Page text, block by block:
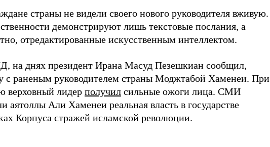
страны не видели своего нового руководителя вживую.
демонстрируют лишь текстовые послания, а
отредактированные искусственным интеллектом.
на днях президент Ирана Масуд Пезешкиан сообщил,
с раненым руководителем страны Моджтабой Хаменеи. При
верховный лидер получил сильные ожоги лица. СМИ
аятоллы Али Хаменеи реальная власть в государстве
Корпуса стражей исламской революции.